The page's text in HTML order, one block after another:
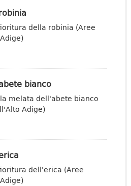
della robinia (Aree
bianco
melata dell'abete bianco
Adige)
dell'erica (Aree